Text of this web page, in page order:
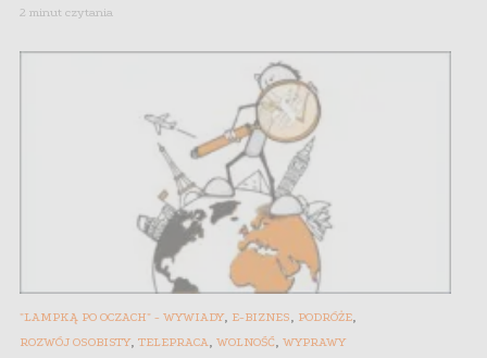
2 minut czytania
"LAMPKĄ PO OCZACH" - WYWIADY, E-BIZNES PODRÓŻE
ROZWÓJ OSOBISTY, TELEPRACA WOLNOŚĆ WYPRAWY